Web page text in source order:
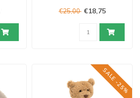
€25,00 €18,75
SALE -25%